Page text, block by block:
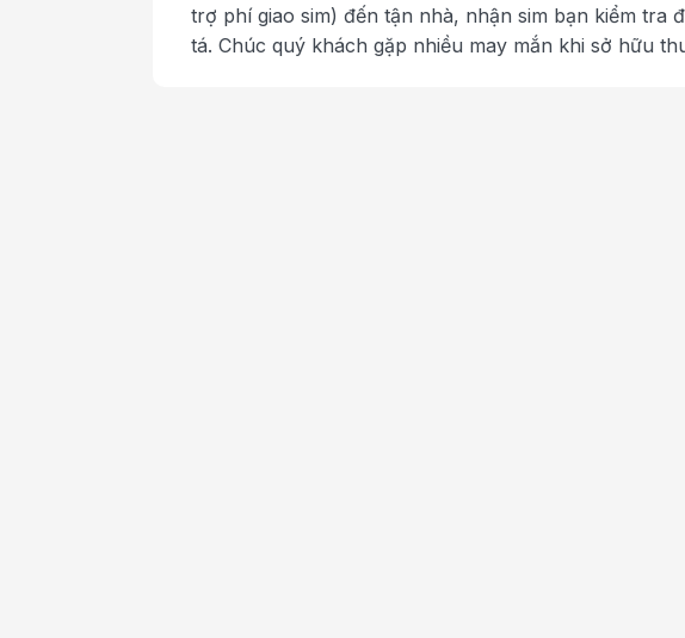
trợ phí giao sim) đến tận nhà, nhận sim bạn kiểm tra
tá. Chúc quý khách gặp nhiều may mắn khi sở hữu